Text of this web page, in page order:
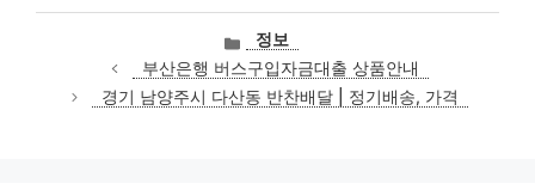
카
테
고
리
정보
부산은행 버스구입자금대출 상품안내
경기 남양주시 다산동 반찬배달 | 정기배송, 가격